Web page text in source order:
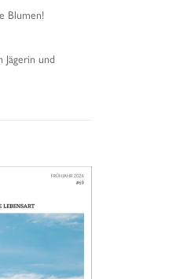
Blumen!
Jägerin und